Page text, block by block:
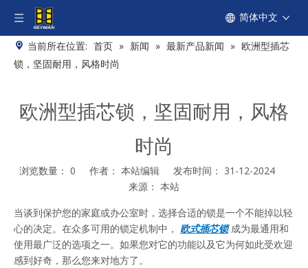
简体中文
当前所在位置: 首页 » 新闻 » 最新产品新闻 » 欧洲型插芯
锁，坚固耐用，风格时尚
欧洲型插芯锁，坚固耐用，风格
时尚
浏览数量： 0 作者： 本站编辑 发布时间： 31-12-2024
来源： 本站
当谈到保护您的家庭或办公室时，选择合适的锁是一个不能掉以轻
心的决定。在众多可用的锁定机制中， 欧式插芯锁成为最通用和
使用最广泛的选项之一。如果您对它的功能以及它为何如此受欢迎
感到好奇，那么您来对地方了。